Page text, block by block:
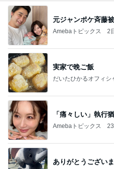
元ジャンポケ斉藤
Amebaトピックス 2
実家で晩ご飯
だいたひかるオフィシ
「痛々しい」執行
Amebaトピックス
ありがとうござい